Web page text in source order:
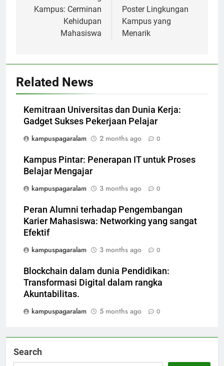
Kampus: Cerminan
Kehidupan
Mahasiswa
Poster Lingkungan
Kampus yang
Menarik
Related News
Kemitraan Universitas dan Dunia Kerja:
Gadget Sukses Pekerjaan Pelajar
kampuspagaralam
2 months ago 0
Kampus Pintar: Penerapan IT untuk Proses
Belajar Mengajar
kampuspagaralam
3 months ago 0
Peran Alumni terhadap Pengembangan
Karier Mahasiswa: Networking yang sangat
Efektif
kampuspagaralam
3 months ago 0
Blockchain dalam dunia Pendidikan:
Transformasi Digital dalam rangka
Akuntabilitas.
kampuspagaralam
5 months ago 0
Search